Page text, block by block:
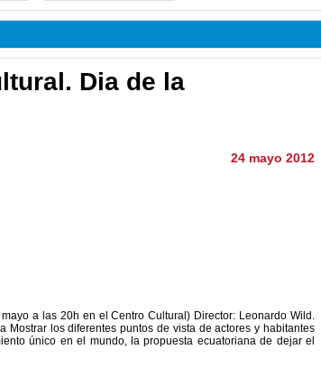
Dia de la
24 mayo 2012
a las 20h en el Centro Cultural) Director: Leonardo Wild.
Mostrar los diferentes puntos de vista de actores y habitantes
único en el mundo, la propuesta ecuatoriana de dejar el